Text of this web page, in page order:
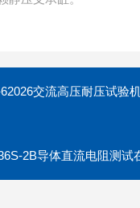
交流高压耐压试验
2B导体直流电阻测试